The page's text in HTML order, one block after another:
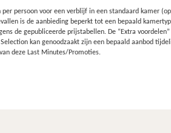
persoon voor een verblijf in een standaard kamer
is de aanbieding beperkt tot een bepaald
de gepubliceerde prijstabellen. De “Extra
kan genoodzaakt zijn een bepaald aanbod
deze Last Minutes/Promoties.